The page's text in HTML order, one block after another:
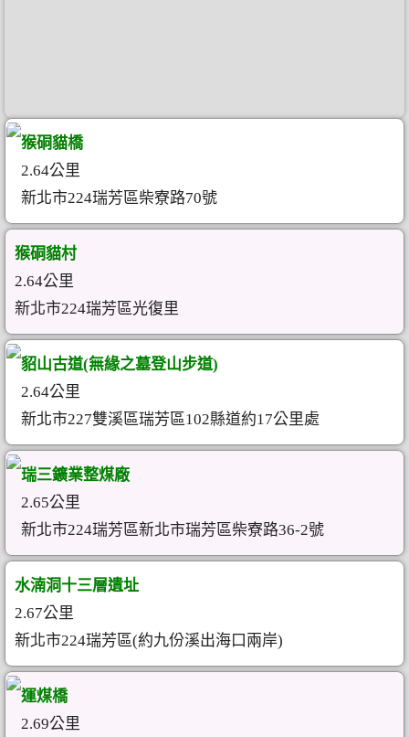
猴硐貓橋
2.64公里
新北市224瑞芳區柴寮路70號
猴硐貓村
2.64公里
新北市224瑞芳區光復里
貂山古道(無緣之墓登山步道)
2.64公里
新北市227雙溪區瑞芳區102縣道約17公里處
瑞三鑛業整煤廠
2.65公里
新北市224瑞芳區新北市瑞芳區柴寮路36-2號
水湳洞十三層遺址
2.67公里
新北市224瑞芳區(約九份溪出海口兩岸)
運煤橋
2.69公里